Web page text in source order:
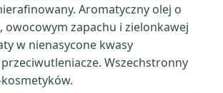
Aromatyczny olej o
owocowym zapachu i zielonkawej
w nienasycone kwasy
przeciwutleniacze. Wszechstronny